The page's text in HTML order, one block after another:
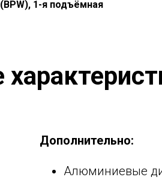
1-я подъёмная
Дополнительно:
Алюминиевые